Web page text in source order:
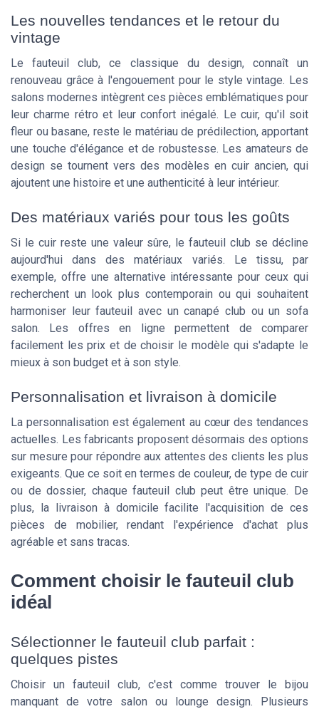
Les nouvelles tendances et le retour du
vintage
Le fauteuil club, ce classique du design, connaît un
renouveau grâce à l'engouement pour le style vintage. Les
salons modernes intègrent ces pièces emblématiques pour
leur charme rétro et leur confort inégalé. Le cuir, qu'il soit
fleur ou basane, reste le matériau de prédilection, apportant
une touche d'élégance et de robustesse. Les amateurs de
design se tournent vers des modèles en cuir ancien, qui
ajoutent une histoire et une authenticité à leur intérieur.
Des matériaux variés pour tous les goûts
Si le cuir reste une valeur sûre, le fauteuil club se décline
aujourd'hui dans des matériaux variés. Le tissu, par
exemple, offre une alternative intéressante pour ceux qui
recherchent un look plus contemporain ou qui souhaitent
harmoniser leur fauteuil avec un canapé club ou un sofa
salon. Les offres en ligne permettent de comparer
facilement les prix et de choisir le modèle qui s'adapte le
mieux à son budget et à son style.
Personnalisation et livraison à domicile
La personnalisation est également au cœur des tendances
actuelles. Les fabricants proposent désormais des options
sur mesure pour répondre aux attentes des clients les plus
exigeants. Que ce soit en termes de couleur, de type de cuir
ou de dossier, chaque fauteuil club peut être unique. De
plus, la livraison à domicile facilite l'acquisition de ces
pièces de mobilier, rendant l'expérience d'achat plus
agréable et sans tracas.
Comment choisir le fauteuil club
idéal
Sélectionner le fauteuil club parfait :
quelques pistes
Choisir un fauteuil club, c'est comme trouver le bijou
manquant de votre salon ou lounge design. Plusieurs